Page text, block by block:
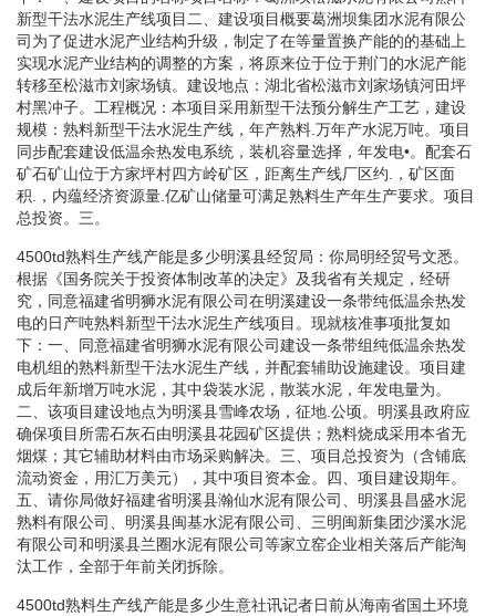
新型干法水泥生产线项目二、建设项目概要葛洲坝集团水泥有限公
司为了促进水泥产业结构升级，制定了在等量置换产能的的基础上
实现水泥产业结构的调整的方案，将原来位于位于荆门的水泥产能
转移至松滋市刘家场镇。建设地点：湖北省松滋市刘家场镇河田坪
村黑冲子。工程概况：本项目采用新型干法预分解生产工艺，建设
规模：熟料新型干法水泥生产线，年产熟料.万年产水泥万吨。项目
同步配套建设低温余热发电系统，装机容量选择，年发电•。配套石
矿石矿山位于方家坪村四方岭矿区，距离生产线厂区约.，矿区面
积.，内蕴经济资源量.亿矿山储量可满足熟料生产年生产要求。项目
总投资。三。
4500td熟料生产线产能是多少明溪县经贸局：你局明经贸号文悉。
根据《国务院关于投资体制改革的决定》及我省有关规定，经研
究，同意福建省明狮水泥有限公司在明溪建设一条带纯低温余热发
电的日产吨熟料新型干法水泥生产线项目。现就核准事项批复如
下：一、同意福建省明狮水泥有限公司建设一条带组纯低温余热发
电机组的熟料新型干法水泥生产线，并配套辅助设施建设。项目建
成后年新增万吨水泥，其中袋装水泥，散装水泥，年发电量为。
二、该项目建设地点为明溪县雪峰农场，征地.公顷。明溪县政府应
确保项目所需石灰石由明溪县花园矿区提供；熟料烧成采用本省无
烟煤；其它辅助材料由市场采购解决。三、项目总投资为（含铺底
流动资金，用汇万美元），其中项目资本金。四、项目建设期年。
五、请你局做好福建省明溪县瀚仙水泥有限公司、明溪县昌盛水泥
熟料有限公司、明溪县闽基水泥有限公司、三明闽新集团沙溪水泥
有限公司和明溪县兰圈水泥有限公司等家立窑企业相关落后产能淘
汰工作，全部于年前关闭拆除。
4500td熟料生产线产能是多少生意社讯记者日前从海南省国土环境